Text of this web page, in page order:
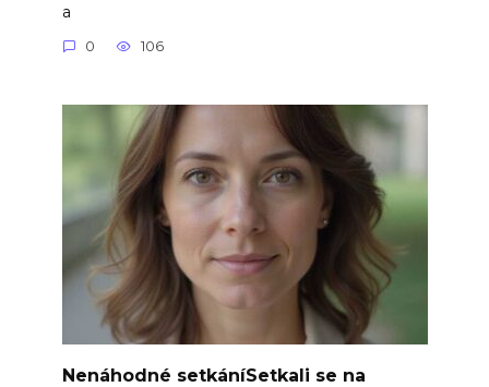
a
0 106
Nenáhodné setkáníSetkali se na